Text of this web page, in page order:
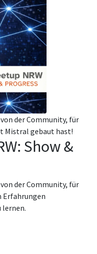
der Community, für
Mistral gebaut hast!
Show &
der Community, für
Erfahrungen
lernen.